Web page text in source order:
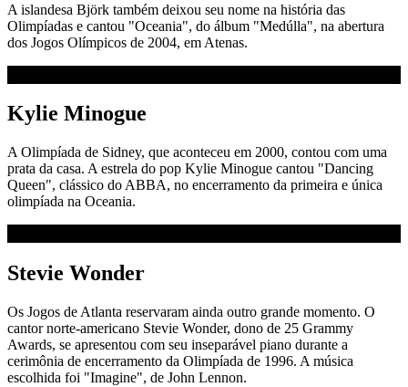
A islandesa Björk também deixou seu nome na história das
Olimpíadas e cantou "Oceania", do álbum "Medúlla", na abertura
dos Jogos Olímpicos de 2004, em Atenas.
Kylie Minogue
A Olimpíada de Sidney, que aconteceu em 2000, contou com uma
prata da casa. A estrela do pop Kylie Minogue cantou "Dancing
Queen", clássico do ABBA, no encerramento da primeira e única
olimpíada na Oceania.
Stevie Wonder
Os Jogos de Atlanta reservaram ainda outro grande momento. O
cantor norte-americano Stevie Wonder, dono de 25 Grammy
Awards, se apresentou com seu inseparável piano durante a
cerimônia de encerramento da Olimpíada de 1996. A música
escolhida foi "Imagine", de John Lennon.